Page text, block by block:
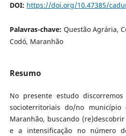
DOI: https://doi.org/10.47385/
Palavras-chave: Questão Agrária,
Codó, Maranhão
Resumo
No presente estudo
socioterritoriais do/no
Maranhão, buscando
e a intensificação no número